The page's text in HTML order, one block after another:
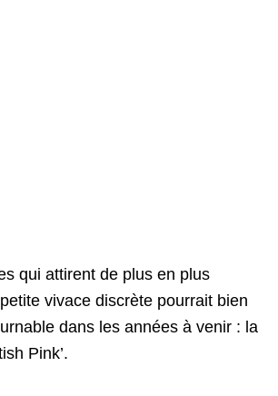
qui attirent de plus en plus
petite vivace discrète pourrait bien
dans les années à venir : la
Pink’.